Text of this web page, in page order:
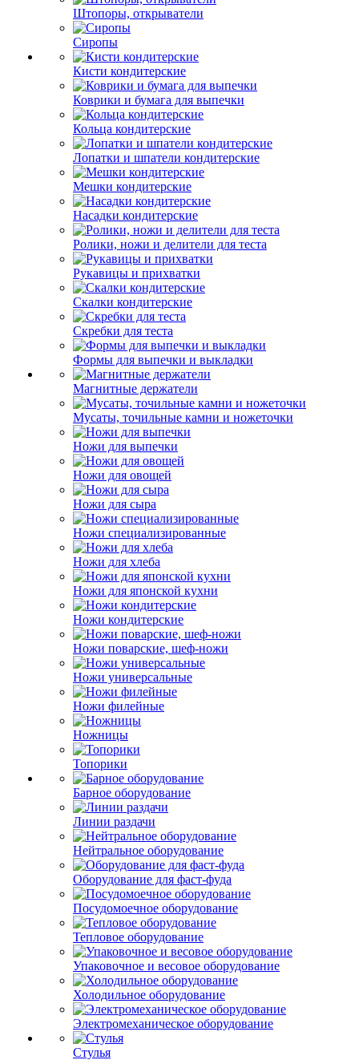
Штопоры, открыватели
Сиропы
Кисти кондитерские
Коврики и бумага для выпечки
Кольца кондитерские
Лопатки и шпатели кондитерские
Мешки кондитерские
Насадки кондитерские
Ролики, ножи и делители для теста
Рукавицы и прихватки
Скалки кондитерские
Скребки для теста
Формы для выпечки и выкладки
Магнитные держатели
Мусаты, точильные камни и ножеточки
Ножи для выпечки
Ножи для овощей
Ножи для сыра
Ножи специализированные
Ножи для хлеба
Ножи для японской кухни
Ножи кондитерские
Ножи поварские, шеф-ножи
Ножи универсальные
Ножи филейные
Ножницы
Топорики
Барное оборудование
Линии раздачи
Нейтральное оборудование
Оборудование для фаст-фуда
Посудомоечное оборудование
Тепловое оборудование
Упаковочное и весовое оборудование
Холодильное оборудование
Электромеханическое оборудование
Стулья